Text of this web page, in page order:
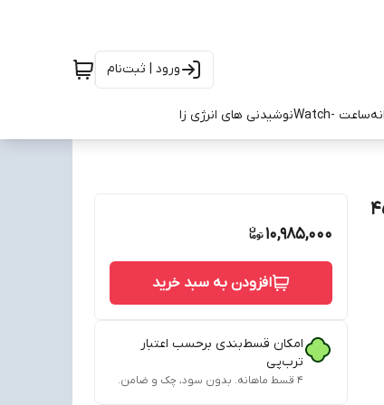
ورود | ثبت‌نام
ساعت -Watch نوشیدنی های انرژی زا
مشکی طوسی سایز 41 تا 45
10,985,000
افزودن به سبد خرید
امکان قسط‌بندی برحسب اعتبار
ترب‌پی
۴ قسط ماهانه. بدون سود، چک و ضامن.